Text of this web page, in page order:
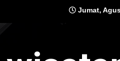
content
Jumat,